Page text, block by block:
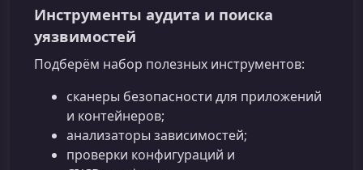
Инструменты аудита и поиска
уязвимостей
Подберём набор полезных инструментов:
сканеры безопасности для приложений
и контейнеров;
анализаторы зависимостей;
проверки конфигураций и